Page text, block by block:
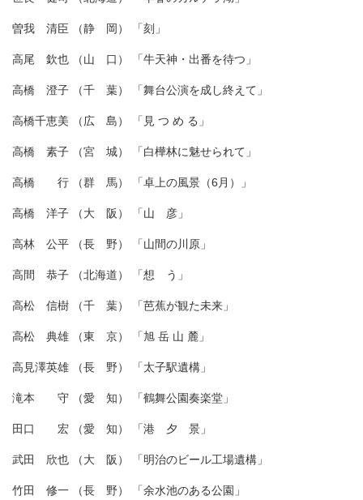
曽我 清臣 （静 岡） 「刻」
高尾 欽也 （山 口） 「牛天神・出番を待つ」
高橋 澄子 （千 葉） 「舞台公演を成し終えて」
高橋千恵美 （広 島） 「見 つ め る」
高橋 素子 （宮 城） 「白樺林に魅せられて」
高橋 行 （群 馬） 「卓上の風景（6月）」
高橋 洋子 （大 阪） 「山 彦」
高林 公平 （長 野） 「山間の川原」
高間 恭子 （北海道） 「想 う」
高松 信樹 （千 葉） 「芭蕉が観た未来」
高松 典雄 （東 京） 「旭 岳 山 麓」
高見澤英雄 （長 野） 「太子駅遺構」
滝本 守 （愛 知） 「鶴舞公園奏楽堂」
田口 宏 （愛 知） 「港 夕 景」
武田 欣也 （大 阪） 「明治のビール工場遺構」
竹田 修一 （長 野） 「余水池のある公園」